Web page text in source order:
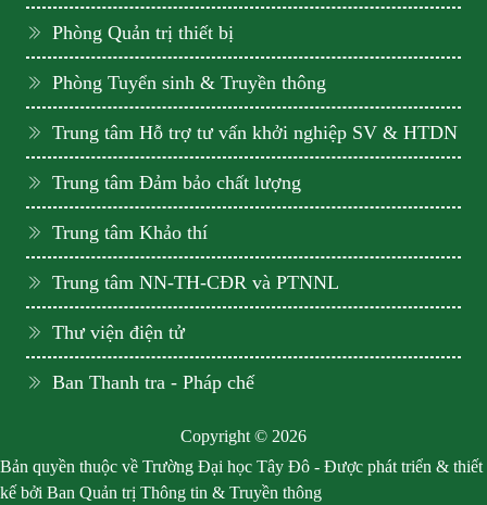
Phòng Quản trị thiết bị
Phòng Tuyển sinh & Truyền thông
Trung tâm Hỗ trợ tư vấn khởi nghiệp SV & HTDN
Trung tâm Đảm bảo chất lượng
Trung tâm Khảo thí
Trung tâm NN-TH-CĐR và PTNNL
Thư viện điện tử
Ban Thanh tra - Pháp chế
Copyright © 2026
Bản quyền thuộc về Trường Đại học Tây Đô - Được phát triển & thiết
kế bởi Ban Quản trị Thông tin & Truyền thông